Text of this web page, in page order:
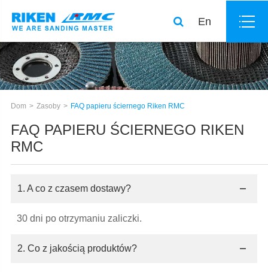
En
Dom Zasoby FAQ papieru ściernego Riken RMC
FAQ PAPIERU ŚCIERNEGO RIKEN
RMC
1. A co z czasem dostawy?
30 dni po otrzymaniu zaliczki.
2. Co z jakością produktów?